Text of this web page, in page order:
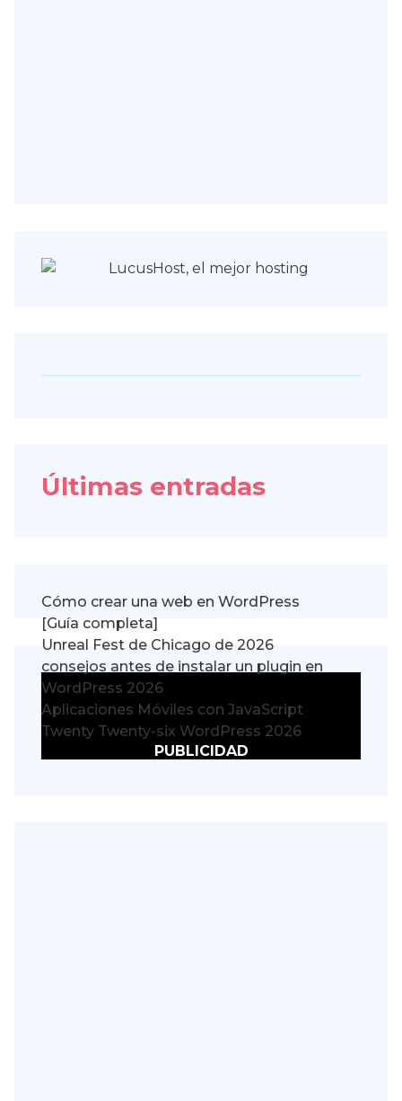
Últimas entradas
Cómo crear una web en WordPress
[Guía completa]
Unreal Fest de Chicago de 2026
consejos antes de instalar un plugin en
WordPress 2026
Aplicaciones Móviles con JavaScript
Twenty Twenty-six WordPress 2026
PUBLICIDAD